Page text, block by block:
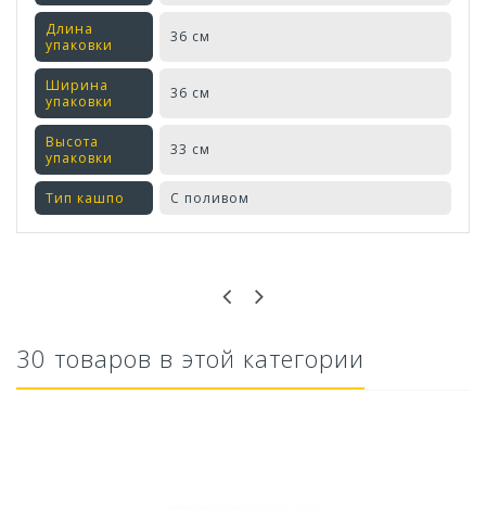
Длина
упаковки
36 см
Ширина
упаковки
36 см
Высота
упаковки
33 см
Тип кашпо С поливом
30 товаров в этой категории